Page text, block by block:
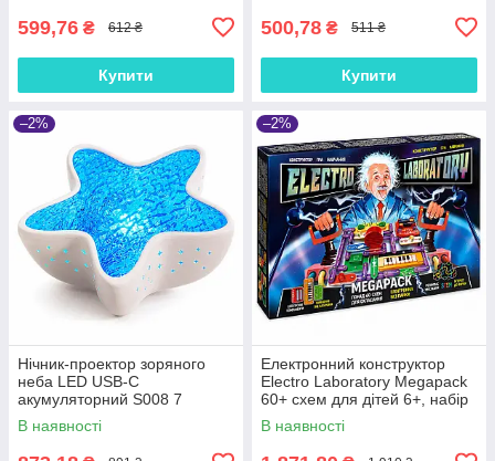
599,76 ₴ 612 ₴
Купити
500,78 ₴ 511 ₴
Купити
–2%
Нічник-проектор зоряного
неба LED USB-C
акумуляторний S008 7
кольорів
В наявності
–2%
Електронний конструктор
Electro Laboratory Megapack
60+ схем для дітей 6+, набір
юного електроніка
В наявності